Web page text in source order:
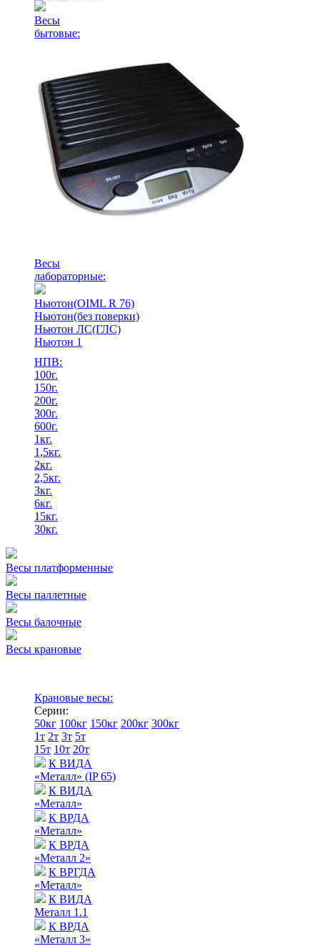
Весы
бытовые:
Весы
лабораторные:
Ньютон(OIML R 76)
Ньютон(без поверки)
Ньютон ЛС(ГЛС)
Ньютон 1
НПВ:
100г.
150г.
200г.
300г.
600г.
1кг.
1,5кг.
2кг.
2,5кг.
3кг.
6кг.
15кг.
30кг.
Весы платформенные
Весы паллетные
Весы балочные
Весы крановые
Крановые весы:
Серии:
50кг 100кг 150кг 200кг 300кг
1т 2т 3т 5т
15т 10т 20т
К ВИДА
«Металл» (IP 65)
К ВИДА
«Металл»
К ВРДА
«Металл»
К ВРДА
«Металл 2»
К ВРГДА
«Металл»
К ВИДА
Металл 1.1
К ВРДА
«Металл 3»